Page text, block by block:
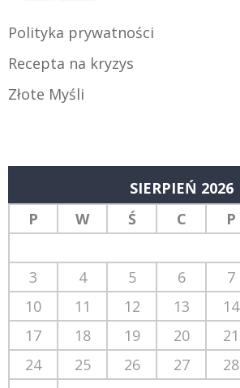
Polityka prywatności
Recepta na kryzys
Złote Myśli
SIERPIEŃ 2026
P
W Ś C P
3
4 5 6 7
10
11 12 13 14
17
18 19 20 21
24
25 26 27 28